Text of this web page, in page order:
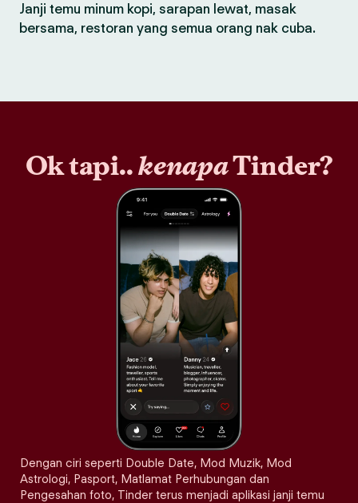
Janji temu minum kopi, sarapan lewat, masak
bersama, restoran yang semua orang nak cuba.
Ok tapi..kenapaTinder?
Dengan ciri seperti Double Date, Mod Muzik, Mod
Astrologi, Pasport, Matlamat Perhubungan dan
Pengesahan foto, Tinder terus menjadi aplikasi janji temu